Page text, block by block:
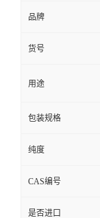
品牌
货号
用途
包装规格
纯度
CAS编号
是否进口